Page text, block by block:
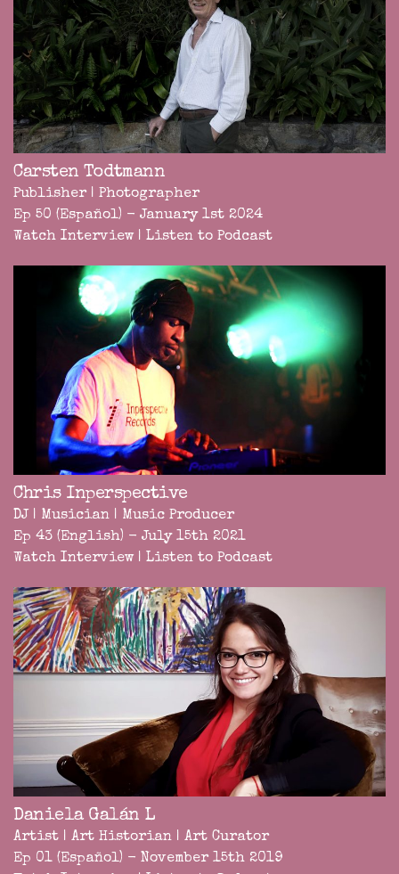
Carsten Todtmann
Publisher | Photographer
Ep 50 (Español) - January 1st 2024
Watch Interview | Listen to Podcast
Chris Inperspective
DJ | Musician | Music Producer
Ep 43 (English) - July 15th 2021
Watch Interview | Listen to Podcast
Daniela Galán L
Artist | Art Historian | Art Curator
Ep 01 (Español) - November 15th 2019